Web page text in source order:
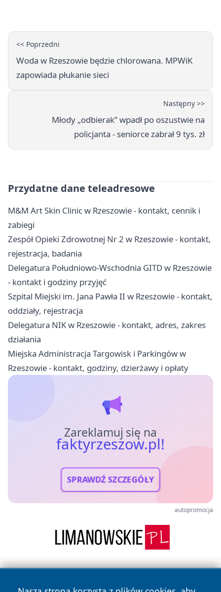
<< Poprzedni
Woda w Rzeszowie będzie chlorowana. MPWiK
zapowiada płukanie sieci
Następny >>
Młody „odbierak” wpadł po oszustwie na
policjanta - seniorce zabrał 9 tys. zł
Przydatne dane teleadresowe
M&M Art Skin Clinic w Rzeszowie - kontakt, cennik i
zabiegi
Zespół Opieki Zdrowotnej Nr 2 w Rzeszowie - kontakt,
rejestracja, badania
Delegatura Południowo-Wschodnia GITD w Rzeszowie
- kontakt i godziny przyjęć
Szpital Miejski im. Jana Pawła II w Rzeszowie - kontakt,
oddziały, rejestracja
Delegatura NIK w Rzeszowie - kontakt, adres, zakres
działania
Miejska Administracja Targowisk i Parkingów w
Rzeszowie - kontakt, godziny, dzierżawy i opłaty
Zareklamuj się na
faktyrzeszow.pl!
SPRAWDŹ SZCZEGÓŁY
autopromocja